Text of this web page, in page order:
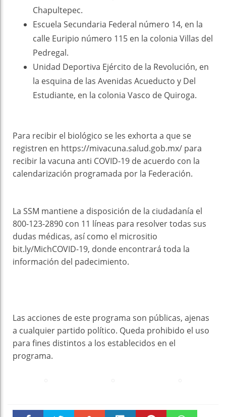
Chapultepec.
Escuela Secundaria Federal número 14, en la
calle Euripio número 115 en la colonia Villas del
Pedregal.
Unidad Deportiva Ejército de la Revolución, en
la esquina de las Avenidas Acueducto y Del
Estudiante, en la colonia Vasco de Quiroga.
Para recibir el biológico se les exhorta a que se
registren en https://mivacuna.salud.gob.mx/ para
recibir la vacuna anti COVID-19 de acuerdo con la
calendarización programada por la Federación.
La SSM mantiene a disposición de la ciudadanía el
800-123-2890 con 11 líneas para resolver todas sus
dudas médicas, así como el micrositio
bit.ly/MichCOVID-19, donde encontrará toda la
información del padecimiento.
Las acciones de este programa son públicas, ajenas
a cualquier partido político. Queda prohibido el uso
para fines distintos a los establecidos en el
programa.